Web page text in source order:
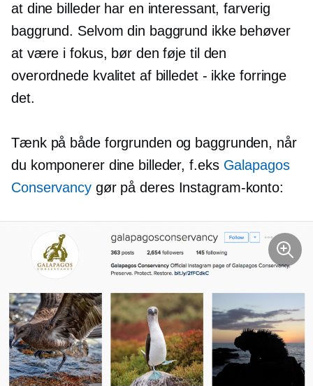
at dine billeder har en interessant, farverig
baggrund. Selvom din baggrund ikke behøver
at være i fokus, bør den føje til den
overordnede kvalitet af billedet - ikke forringe
det.
Tænk på både forgrunden og baggrunden, når
du komponerer dine billeder, f.eks Galapagos
Conservancygør på deres Instagram-konto: